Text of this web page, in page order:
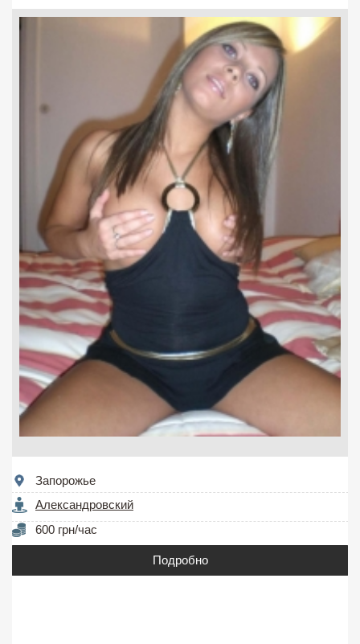
Запорожье
Александровский
600 грн/час
Подробно